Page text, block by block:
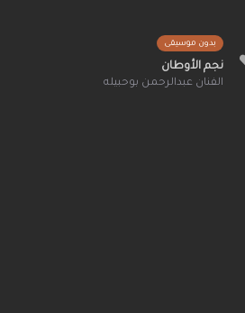
بدون موسيقى
نجم الأوطان
الفنان عبدالرحمن بوحبيله